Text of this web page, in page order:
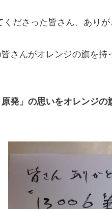
ださった皆さん、ありが
さんがオレンジの旗を
原発」の思いをオレンジの